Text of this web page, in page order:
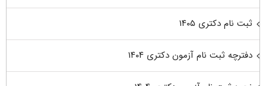
ثبت نام دکتری ۱۴۰۵
دفترچه ثبت نام آزمون دکتری ۱۴۰۴